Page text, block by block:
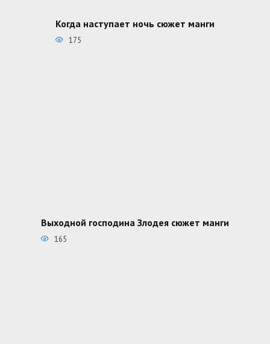
Когда наступает ночь сюжет манги
175
Выходной господина Злодея сюжет манги
165